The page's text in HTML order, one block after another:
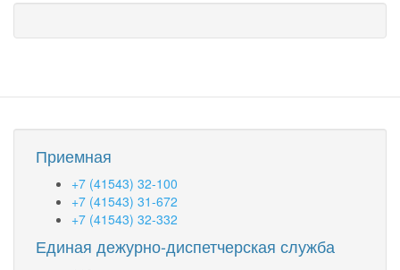
Приемная
+7 (41543) 32-100
+7 (41543) 31-672
+7 (41543) 32-332
Единая дежурно-диспетчерская служба